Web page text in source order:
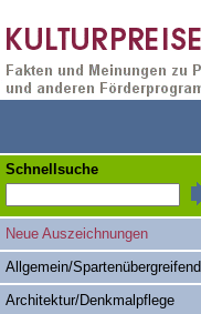
Schnellsuche
Neue Auszeichnungen
Allgemein/Spartenübergreifend
Architektur/Denkmalpflege